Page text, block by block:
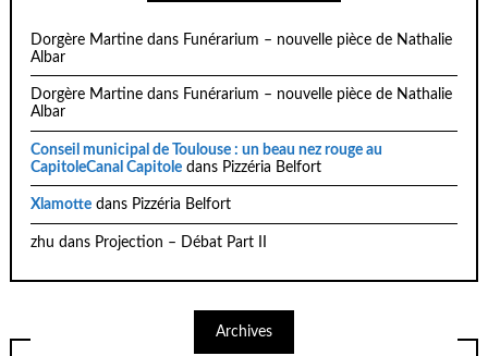
Dorgère Martine dans Funérarium – nouvelle pièce de Nathalie
Albar
Dorgère Martine dans Funérarium – nouvelle pièce de Nathalie
Albar
Conseil municipal de Toulouse : un beau nez rouge au
CapitoleCanal Capitole dans Pizzéria Belfort
Xlamotte dans Pizzéria Belfort
zhu dans Projection – Débat Part II
Archives